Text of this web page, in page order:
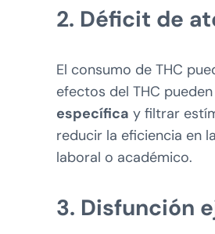
2. Déficit de
El consumo de THC
efectos del THC
específica y filtrar
reducir la eficiencia en
laboral o académico.
3. Disfunción